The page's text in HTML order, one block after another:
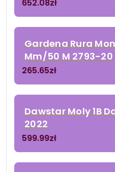
652.08zł
Gardena Rura
Mm/50 M 2793-20
265.65zł
Dawstar Moly 1B
2022
599.99zł